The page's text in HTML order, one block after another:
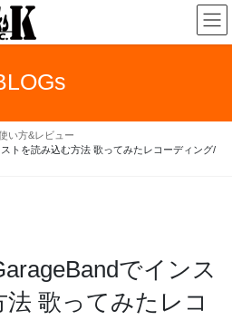
い方&レビュー
トを読み込む方法 歌ってみたレコーディング/
でインス
法 歌ってみたレコ